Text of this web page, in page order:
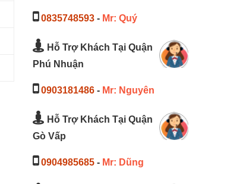
0835748593- Mr: Quý
Hỗ Trợ Khách Tại Quận
Phú Nhuận
0903181486- Mr: Nguyên
Hỗ Trợ Khách Tại Quận
Gò Vấp
0904985685- Mr: Dũng